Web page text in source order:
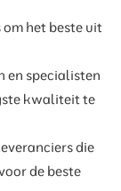
het beste uit
en specialisten
kwaliteit te
die
de beste